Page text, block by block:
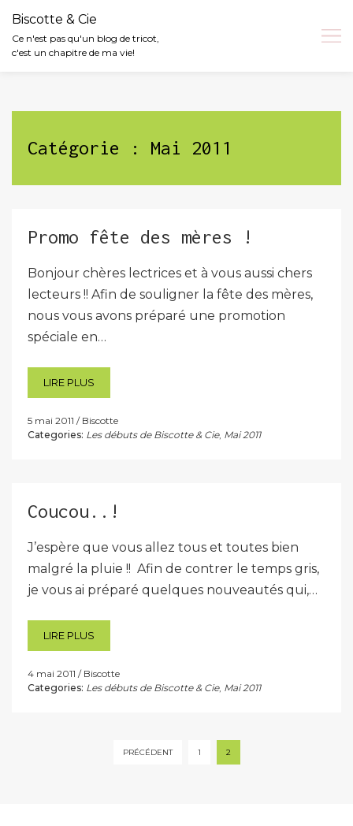
Biscotte & Cie
Ce n'est pas qu'un blog de tricot,
c'est un chapitre de ma vie!
Catégorie : Mai 2011
Promo fête des mères !
Bonjour chères lectrices et à vous aussi chers
lecteurs !! Afin de souligner la fête des mères,
nous vous avons préparé une promotion
spéciale en…
LIRE PLUS
5 mai 2011
Biscotte
Categories: Les débuts de Biscotte & Cie, Mai 2011
Coucou..!
J’espère que vous allez tous et toutes bien
malgré la pluie !! Afin de contrer le temps gris,
je vous ai préparé quelques nouveautés qui,…
LIRE PLUS
4 mai 2011
Biscotte
Categories: Les débuts de Biscotte & Cie, Mai 2011
PRÉCÉDENT 1 2